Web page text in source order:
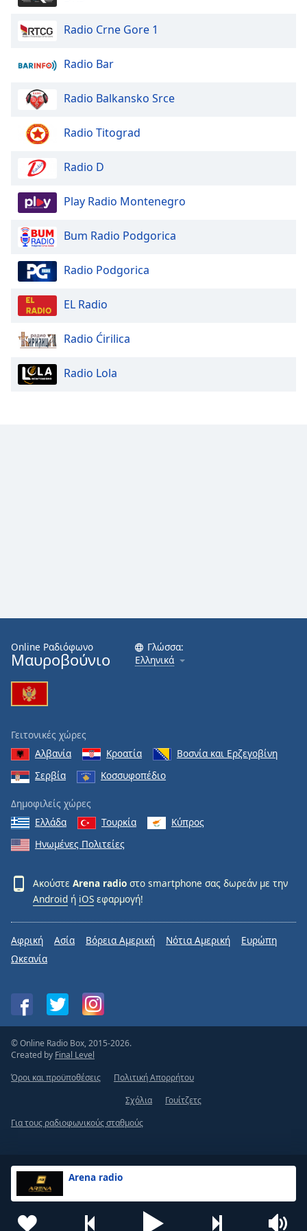
dialog
Escape
cancel
Color
Opacity
Text
Background
Color
Opacity
Caption
Family
Reset
Modal
Dialog
End
window.
Arena radio
Radio Crne Gore 1
Radio Bar
Radio Balkansko Srce
Radio Titograd
Radio D
Play Radio Montenegro
Bum Radio Podgorica
Radio Podgorica
EL Radio
Radio Ćirilica
Radio Lola
Online Ραδιόφωνο
Μαυροβούνιο
Γλώσσα:
Ελληνικά
Γειτονικές χώρες
Αλβανία
Κροατία
Βοσνία και Ερζεγοβίνη
Σερβία
Κοσσυφοπέδιο
Δημοφιλείς χώρες
Ελλάδα
Τουρκία
Κύπρος
Ηνωμένες Πολιτείες
Ακούστε Arena radio στο smartphone σας δωρεάν με την
Android ή iOS εφαρμογή!
Αφρική Ασία Βόρεια Αμερική Νότια Αμερική
Ευρώπη
Ωκεανία
© Online Radio Box, 2015-2026.
Created by Final Level
Όροι και προϋποθέσεις
Πολιτική Απορρήτου
Σχόλια
Γουίτζετς
Για τους ραδιοφωνικούς σταθμούς